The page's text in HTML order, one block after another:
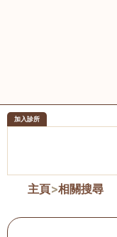
加入診所
主頁>相關搜尋